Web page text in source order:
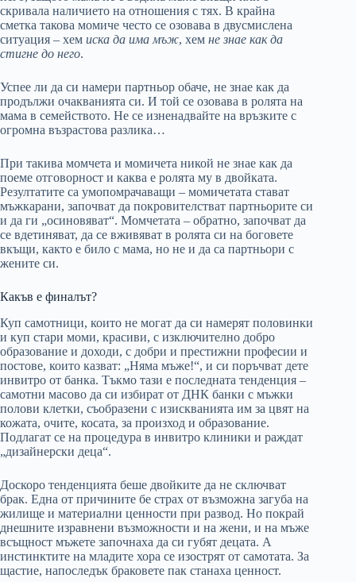
скривала наличието на отношения с тях. В крайна
сметка такова момиче често се озовава в двусмислена
ситуация – хем иска да има мъж, хем не знае как да
стигне до него.
Успее ли да си намери партньор обаче, не знае как да
продължи очакванията си. И той се озовава в ролята на
мама в семейството. Не се изненадвайте на връзките с
огромна възрастова разлика…
При такива момчета и момичета никой не знае как да
поеме отговорност и каква е ролята му в двойката.
Резултатите са умопомрачаващи – момичетата стават
мъжкарани, започват да покровителстват партньорите си
и да ги „осиновяват“. Момчетата – обратно, започват да
се вдетиняват, да се вживяват в ролята си на боговете
вкъщи, както е било с мама, но не и да са партньори с
жените си.
Какъв е финалът?
Куп самотници, които не могат да си намерят половинки
и куп стари моми, красиви, с изключително добро
образование и доходи, с добри и престижни професии и
постове, които казват: „Няма мъже!“, и си поръчват дете
инвитро от банка. Тъкмо тази е последната тенденция –
самотни масово да си избират от ДНК банки с мъжки
полови клетки, съобразени с изискванията им за цвят на
кожата, очите, косата, за произход и образование.
Подлагат се на процедура в инвитро клиники и раждат
„дизайнерски деца“.
Доскоро тенденцията беше двойките да не сключват
брак. Една от причините бе страх от възможна загуба на
жилище и материални ценности при развод. Но покрай
днешните изравнени възможности и на жени, и на мъже
всъщност мъжете започнаха да си губят децата. А
инстинктите на младите хора се изострят от самотата. За
щастие, напоследък браковете пак станаха ценност.